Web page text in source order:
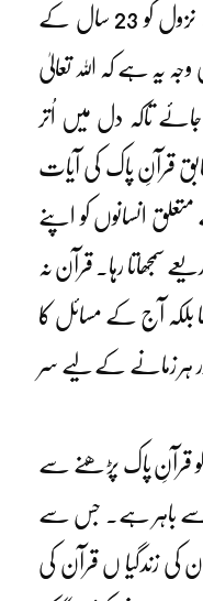
کی بھی کوشش نہیں کی کہ اس کے نزول کو 23 سال کے
یہ ہے کہ اللہ تعالیٰ
جائے تاکہ دل میں اُتر
قرآنِ پاک کی آیات
متعلق انسانوں کو اپنے
سمجھاتا رہا۔ قرآن نہ
آج کے مسائل کا
ہر زمانے کے لیے سر
قرآنِ پاک پڑ ھنے سے
سے باہر ہے۔ جس سے
زندگیا ں قرآن کی